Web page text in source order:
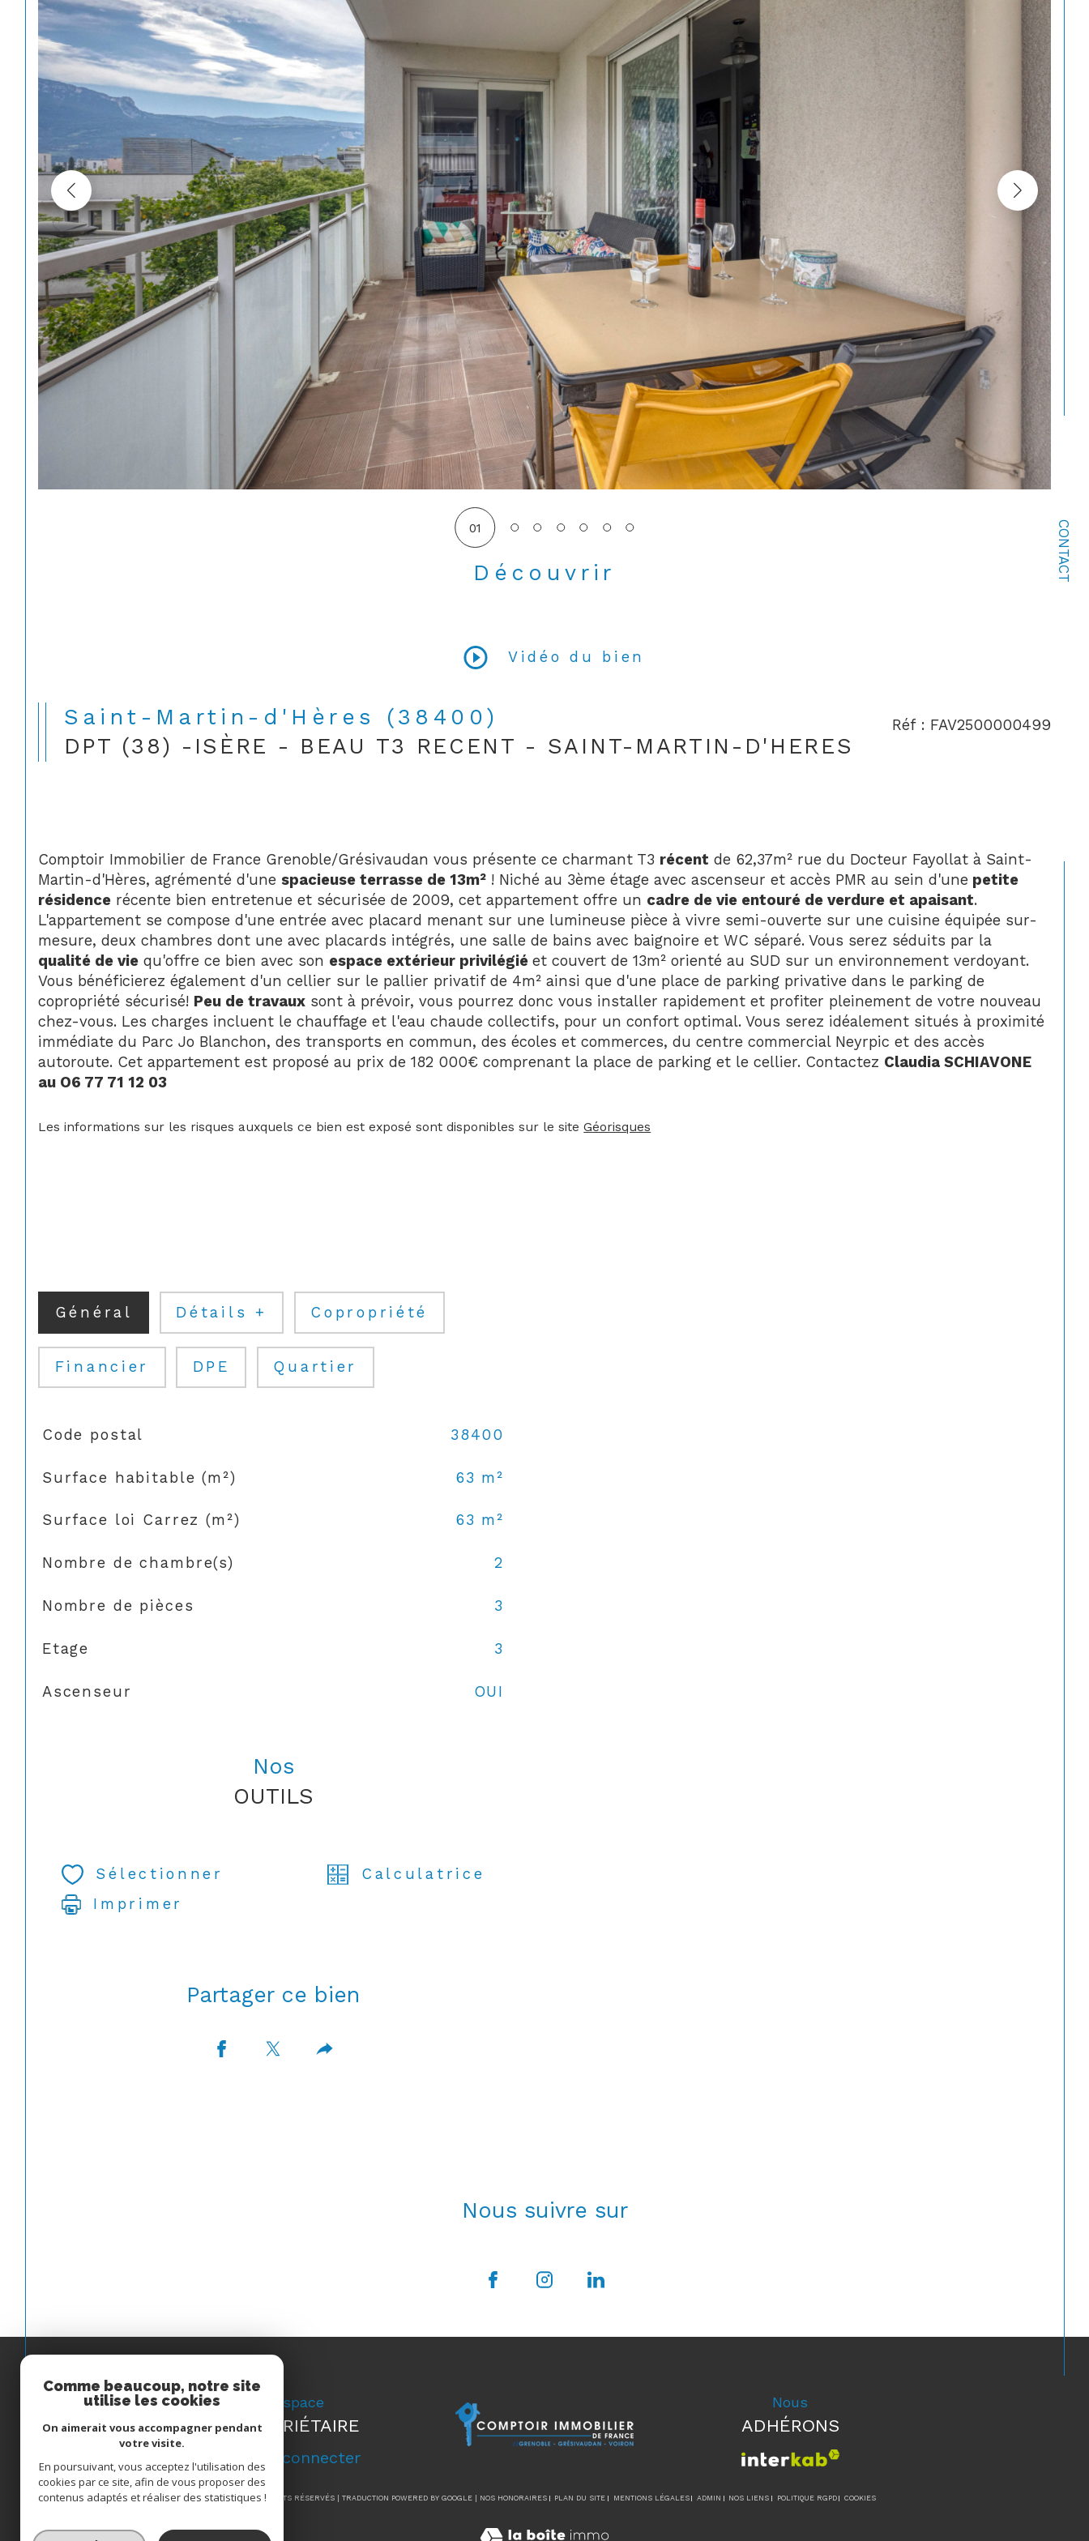
CONTACT
01
Découvrir
Vidéo du bien
Saint-Martin-d'Hères (38400)
DPT (38) -ISÈRE - BEAU T3 RECENT - SAINT-MARTIN-D'HERES
Réf : FAV2500000499
Comptoir Immobilier de France Grenoble/Grésivaudan vous présente ce charmant T3 récent de 62,37m² rue du Docteur Fayollat à Saint-
Martin-d'Hères, agrémenté d'une spacieuse terrasse de 13m² ! Niché au 3ème étage avec ascenseur et accès PMR au sein d'une petite
résidence récente bien entretenue et sécurisée de 2009, cet appartement offre un cadre de vie entouré de verdure et apaisant.
L'appartement se compose d'une entrée avec placard menant sur une lumineuse pièce à vivre semi-ouverte sur une cuisine équipée sur-
mesure, deux chambres dont une avec placards intégrés, une salle de bains avec baignoire et WC séparé. Vous serez séduits par la
qualité de vie qu'offre ce bien avec son espace extérieur privilégié et couvert de 13m² orienté au SUD sur un environnement verdoyant.
Vous bénéficierez également d'un cellier sur le pallier privatif de 4m² ainsi que d'une place de parking privative dans le parking de
copropriété sécurisé! Peu de travaux sont à prévoir, vous pourrez donc vous installer rapidement et profiter pleinement de votre nouveau
chez-vous. Les charges incluent le chauffage et l'eau chaude collectifs, pour un confort optimal. Vous serez idéalement situés à proximité
immédiate du Parc Jo Blanchon, des transports en commun, des écoles et commerces, du centre commercial Neyrpic et des accès
autoroute. Cet appartement est proposé au prix de 182 000€ comprenant la place de parking et le cellier. Contactez Claudia SCHIAVONE
au O6 77 71 12 03
Les informations sur les risques auxquels ce bien est exposé sont disponibles sur le site Géorisques
Général Détails + Copropriété
Financier DPE Quartier
TRAD_SIROCCO_Caracteristique
Code postal 38400
Surface habitable (m²) 63 m²
Surface loi Carrez (m²) 63 m²
Nombre de chambre(s) 2
Nombre de pièces 3
Etage 3
Ascenseur OUI
Nos
OUTILS
Sélectionner
Calculatrice
Imprimer
Partager ce bien
Nous suivre sur
Espace
PROPRIÉTAIRE
Se connecter
Nous
ADHÉRONS
© 2026 | TOUS DROITS RÉSERVÉS | TRADUCTION POWERED BY GOOGLE | NOS HONORAIRES PLAN DU SITE MENTIONS LÉGALES ADMIN NOS LIENS POLITIQUE RGPD COOKIES
Comme beaucoup, notre site
utilise les cookies
On aimerait vous accompagner pendant
votre visite.
En poursuivant, vous acceptez l'utilisation des
cookies par ce site, afin de vous proposer des
contenus adaptés et réaliser des statistiques !